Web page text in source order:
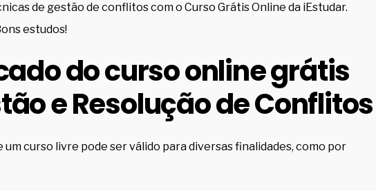
de gestão de conflitos com o Curso Grátis Online da iEstudar.
estudos!
do curso online grátis
e Resolução de Conflitos
um curso livre pode ser válido para diversas finalidades, como por